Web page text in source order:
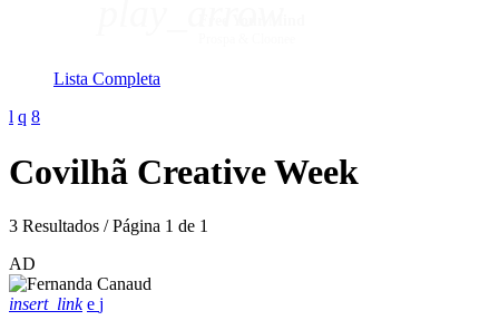
Lista Completa
Covilhã Creative Week
3 Resultados / Página 1 de 1
AD
insert_link